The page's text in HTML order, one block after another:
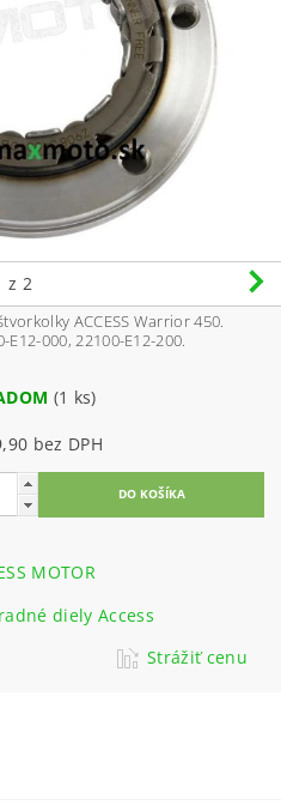
z 2
ACCESS Warrior 450.
E12-000, 22100-E12-200.
(1 ks)
€169,90 bez DPH
MOTOR
diely Access
Strážiť cenu